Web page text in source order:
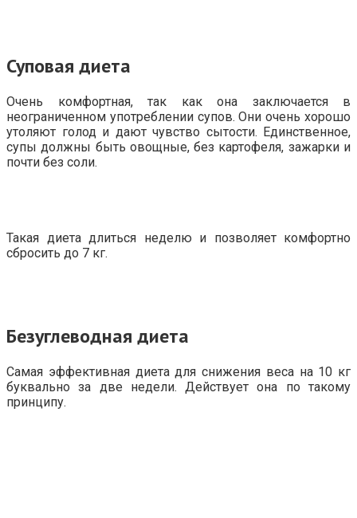
Суповая диета
Очень комфортная, так как она заключается в
неограниченном употреблении супов. Они очень хорошо
утоляют голод и дают чувство сытости. Единственное,
супы должны быть овощные, без картофеля, зажарки и
почти без соли.
Такая диета длиться неделю и позволяет комфортно
сбросить до 7 кг.
Безуглеводная диета
Самая эффективная диета для снижения веса на 10 кг
буквально за две недели. Действует она по такому
принципу.